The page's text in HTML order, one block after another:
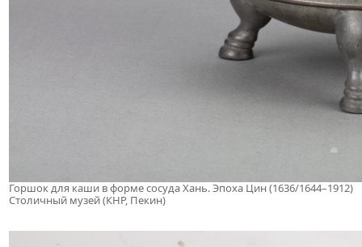
Горшок для каши в форме сосуда Хань. Эпоха Цин (1636/1644–1912)
Столичный музей (КНР, Пекин)